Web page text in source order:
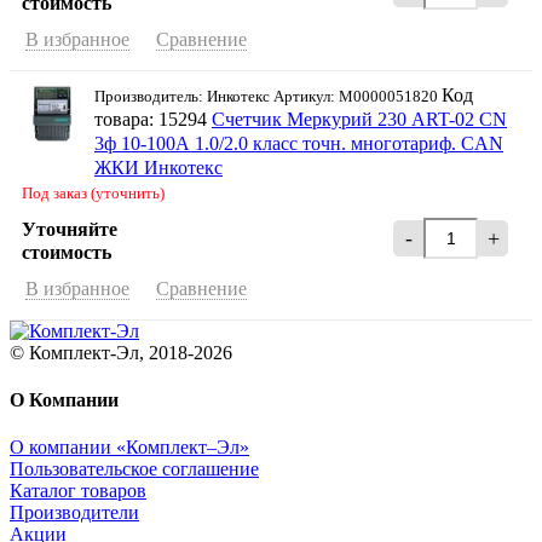
В избранное Сравнение
Производитель: Инкотекс Артикул: М0000051820 Код
товара: 15294 Счетчик Меркурий 230 ART-02 CN
3ф 10-100А 1.0/2.0 класс точн. многотариф. CAN
ЖКИ Инкотекс
Под заказ (уточнить)
Уточняйте
стоимость
- +
В избранное Сравнение
© Комплект-Эл, 2018-2026
О Компании
О компании «Комплект–Эл»
Пользовательское соглашение
Каталог товаров
Производители
Акции